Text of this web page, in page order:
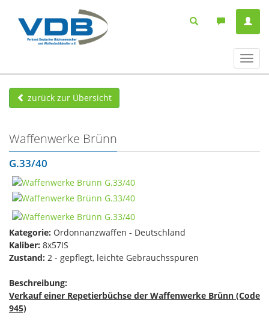
ein-/
zurück zur Übersicht
Waffenwerke Brünn
G.33/40
Kategorie: Ordonnanzwaffen - Deutschland
Kaliber: 8x57IS
Zustand: 2 - gepflegt, leichte Gebrauchsspuren
Beschreibung:
Verkauf einer Repetierbüchse der Waffenwerke Brünn (Code
945)